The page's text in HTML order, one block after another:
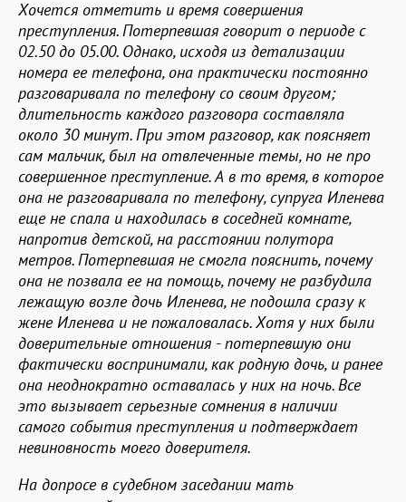
Хочется отметить и время совершения
преступления. Потерпевшая говорит о периоде с
02.50 до 05.00. Однако, исходя из детализации
номера ее телефона, она практически постоянно
разговаривала по телефону со своим другом;
длительность каждого разговора составляла
около 30 минут. При этом разговор, как поясняет
сам мальчик, был на отвлеченные темы, но не про
совершенное преступление. А в то время, в которое
она не разговаривала по телефону, супруга Иленева
еще не спала и находилась в соседней комнате,
напротив детской, на расстоянии полутора
метров. Потерпевшая не смогла пояснить, почему
она не позвала ее на помощь, почему не разбудила
лежащую возле дочь Иленева, не подошла сразу к
жене Иленева и не пожаловалась. Хотя у них были
доверительные отношения - потерпевшую они
фактически воспринимали, как родную дочь, и ранее
она неоднократно оставалась у них на ночь. Все
это вызывает серьезные сомнения в наличии
самого события преступления и подтверждает
невиновность моего доверителя.
На допросе в судебном заседании мать